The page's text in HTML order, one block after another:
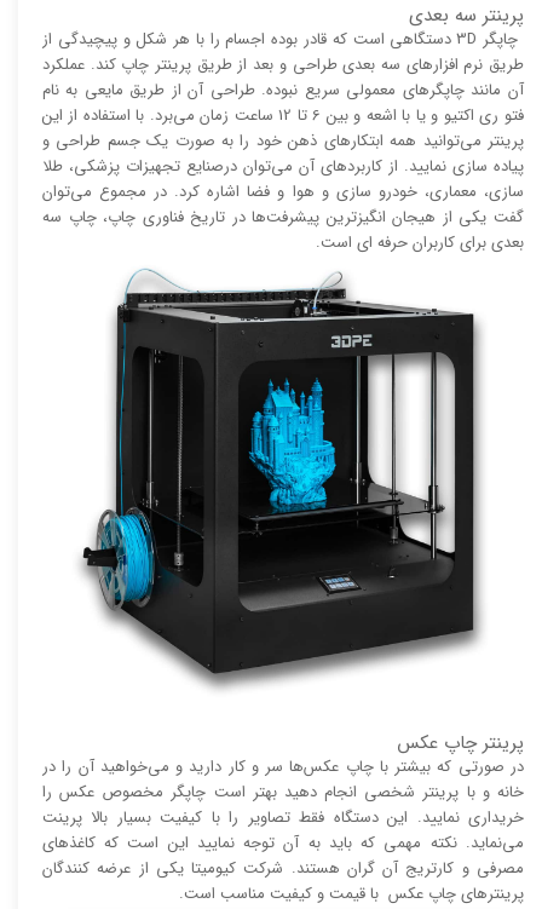
پرینتر سه بعدی
چاپگر 3D دستگاهی است که قادر بوده اجسام را با هر شکل و پیچیدگی از
طریق نرم افزار‌های سه بعدی طراحی و بعد از طریق پرینتر چاپ کند. عملکرد
آن مانند چاپگر‌های معمولی سریع نبوده. طراحی آن از طریق مایعی به نام
فتو ری اکتیو و یا با اشعه و بین 6 تا 12 ساعت زمان می‌برد. با استفاده از این
پرینتر می‌توانید همه ابتکار‌های ذهن خود را به صورت یک جسم طراحی و
پیاده سازی نمایید. از کاربرد‌های آن می‌توان درصنایع تجهیزات پزشکی، طلا
سازی، معماری، خودرو سازی و هوا و فضا اشاره کرد. در مجموع می‌توان
گفت یکی از هیجان انگیز‌‌ترین پیشرفت‌ها در تاریخ فناوری چاپ، چاپ سه
بعدی برای کاربران حرفه ای است.
پرینتر چاپ عکس
در صورتی که بیشتر با چاپ عکس‌ها سر و کار دارید و می‌خواهید آن را در
خانه و با پرینتر شخصی انجام دهید بهتر است چاپگر مخصوص عکس را
خریداری نمایید. این دستگاه فقط تصاویر را با کیفیت بسیار بالا پرینت
می‌نماید. نکته مهمی که باید به آن توجه نمایید این است که کاغذ‌های
مصرفی و کارتریج آن گران هستند. شرکت کیومیتا یکی از عرضه کنندگان
پرینتر‌های چاپ عکس با قیمت و کیفیت مناسب است.